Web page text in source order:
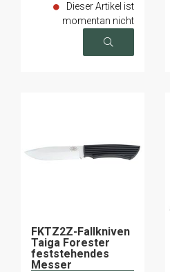
Dieser Artikel ist
momentan nicht
verfügbar
FKTZ2Z-Fallkniven
Taiga Forester
feststehendes
Messer